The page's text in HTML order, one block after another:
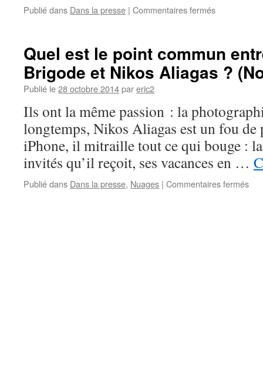
Publié dans Dans la presse | Commentaires fermés
Quel est le point commun
Brigode et Nikos Aliagas ?
Publié le28 octobre 2014pareric2
Ils ont la même passion : la
longtemps, Nikos Aliagas est un fou de
iPhone, il mitraille tout ce qui bouge :
invités qu’il reçoit, ses vacances en …
Publié dans Dans la presse, Nuages | Commentaires fermés